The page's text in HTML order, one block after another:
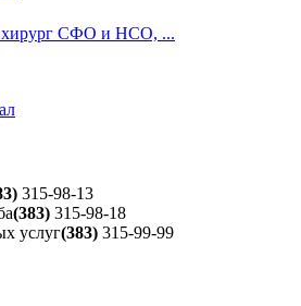
хирург СФО и НСО, ...
315-98-13
(383) 315-98-18
услуг(383) 315-99-99